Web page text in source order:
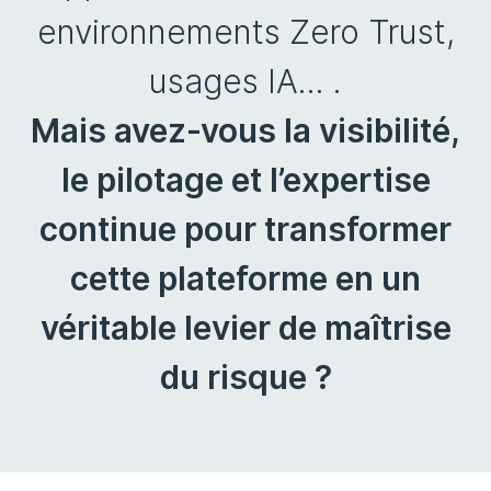
environnements Zero Trust,
usages IA... .
Mais avez‑vous la visibilité,
le pilotage et l’expertise
continue pour transformer
cette plateforme en un
véritable levier de maîtrise
du risque ?